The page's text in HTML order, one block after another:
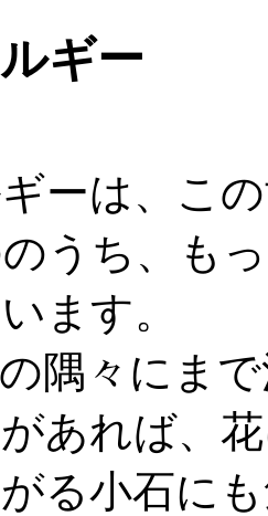
ギー
ーは、こ
うち、も
ます。
隅々にま
あれば、
る小石に